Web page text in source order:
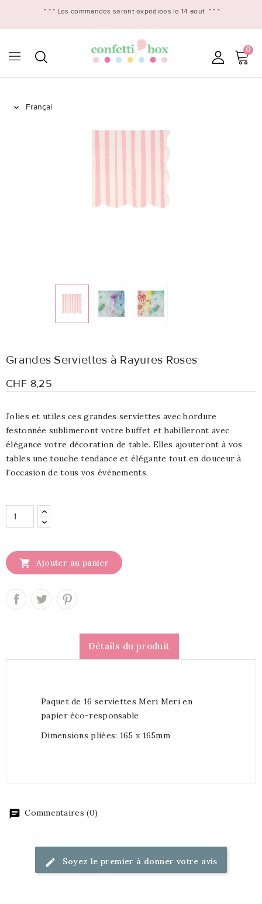
* * * Les commandes seront expédiées le 14 août * * *
0

Grandes Serviettes à Rayures Roses
CHF 8,25
Jolies et utiles ces grandes serviettes avec bordure
festonnée sublimeront votre buffet et habilleront avec
élégance votre décoration de table. Elles ajouteront à vos
tables une touche tendance et élégante tout en douceur à
l'occasion de tous vos événements.
 Ajouter au panier
Détails du produit
Paquet de 16 serviettes Meri Meri en
papier éco-responsable
Dimensions pliées: 165 x 165mm
Commentaires (0)
Soyez le premier à donner votre avis